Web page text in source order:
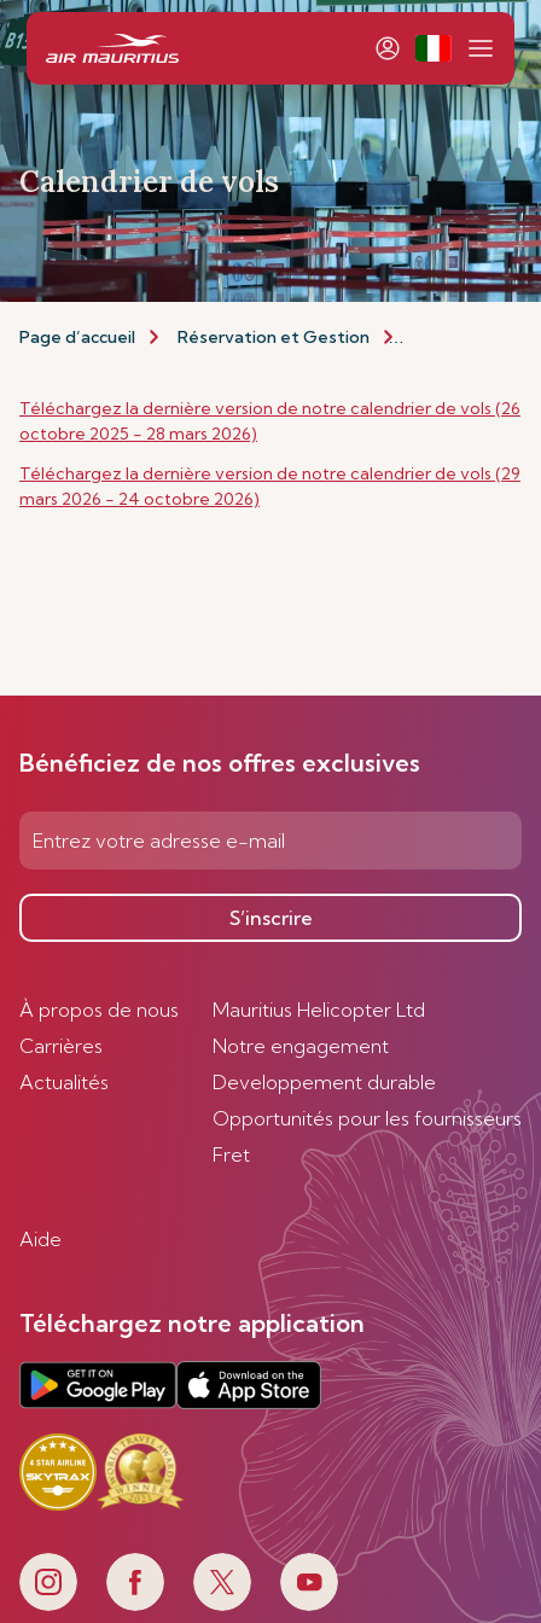
Calendrier de vols
Page d’accueil Réservation et Gestion
Téléchargez la dernière version de notre calendrier de vols (26
octobre 2025 - 28 mars 2026)
Téléchargez la dernière version de notre calendrier de vols (29
mars 2026 - 24 octobre 2026)
Bénéficiez de nos offres exclusives
S’inscrire
À propos de nous
Carrières
Actualités
Mauritius Helicopter Ltd
Notre engagement
Developpement durable
Opportunités pour les fournisseurs
Fret
Aide
Téléchargez notre application